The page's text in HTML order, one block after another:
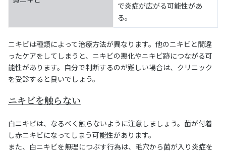
で炎症が広がる可能性があ
る。
ニキビは種類によって治療方法が異なります。他のニキビと間違
ったケアをしてしまうと、ニキビの悪化やニキビ跡につながる可
能性があります。自分で判断するのが難しい場合は、クリニック
を受診すると良いでしょう。
ニキビを触らない
白ニキビは、なるべく触らないように注意しましょう。菌が付着
し赤ニキビになってしまう可能性があります。
また、白ニキビを無理につぶす行為は、毛穴から菌が入り炎症を